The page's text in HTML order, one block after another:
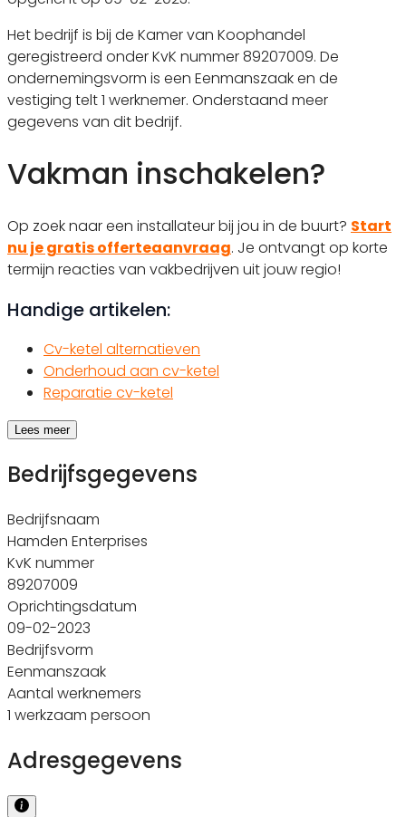
Het bedrijf is bij de Kamer van Koophandel
geregistreerd onder KvK nummer 89207009. De
ondernemingsvorm is een Eenmanszaak en de
vestiging telt 1 werknemer. Onderstaand meer
gegevens van dit bedrijf.
Vakman inschakelen?
Op zoek naar een installateur bij jou in de buurt? Start
nu je gratis offerteaanvraag. Je ontvangt op korte
termijn reacties van vakbedrijven uit jouw regio!
Handige artikelen:
Cv-ketel alternatieven
Onderhoud aan cv-ketel
Reparatie cv-ketel
Lees meer
Bedrijfsgegevens
Bedrijfsnaam
Hamden Enterprises
KvK nummer
89207009
Oprichtingsdatum
09-02-2023
Bedrijfsvorm
Eenmanszaak
Aantal werknemers
1 werkzaam persoon
Adresgegevens